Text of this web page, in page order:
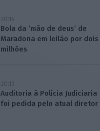
20:14
Bola da ‘mão de deus’ de
Maradona em leilão por dois
milhões
20:13
Auditoria à Polícia Judiciaria
foi pedida pelo atual diretor